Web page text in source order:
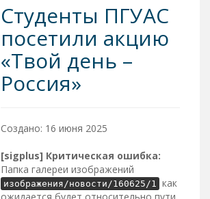
Студенты ПГУАС
посетили акцию
«Твой день –
Россия»
Создано: 16 июня 2025
[sigplus] Критическая ошибка:
Папка галереи изображений
изображения/новости/160625/1 как
ожидается будет относительно пути